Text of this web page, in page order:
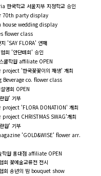
학교 서울지부 지정학교 승인
party display
wedding display
class
FLORA' 연재
'안단테회' 승인
원 affiliate OPEN
'한국꽃꽃이의 재생' 개최
co. flower class
회 OPEN
' 기부
'FLORA DONATION' 개최
CHRISTMAS SWAG'개최
' 기부
'GOLD&WISE' flower arr.
학원 홍대점 affiliate OPEN
예술교류전 전시
송년의 밤 bouquet show